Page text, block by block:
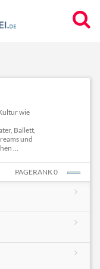
wie
Ballett,
und
...
PAGERANK 0